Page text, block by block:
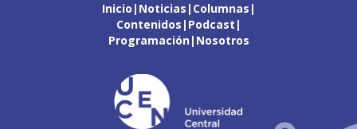
Inicio Noticias Columnas
Contenidos Podcast
Programación Nosotros